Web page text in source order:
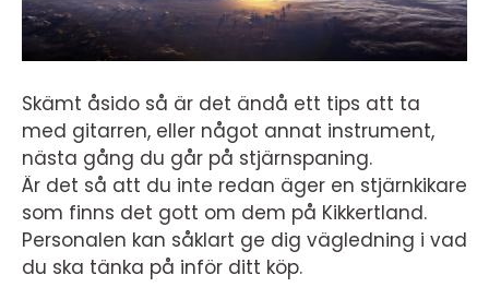
Skämt åsido så är det ändå ett tips att ta
med gitarren, eller något annat instrument,
nästa gång du går på stjärnspaning.
Är det så att du inte redan äger en stjärnkikare
som finns det gott om dem på Kikkertland.
Personalen kan såklart ge dig vägledning i vad
du ska tänka på inför ditt köp.